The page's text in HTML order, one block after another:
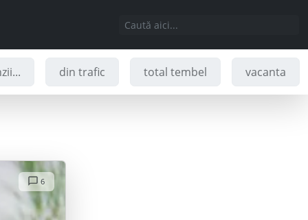
din trafic total tembel vacanta
6